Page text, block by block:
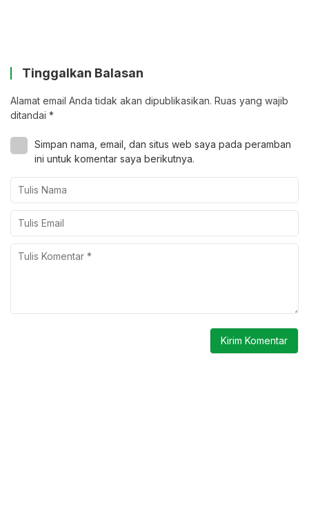
Tinggalkan Balasan
Alamat email Anda tidak akan dipublikasikan. Ruas yang wajib
ditandai *
Simpan nama, email, dan situs web saya pada peramban
ini untuk komentar saya berikutnya.